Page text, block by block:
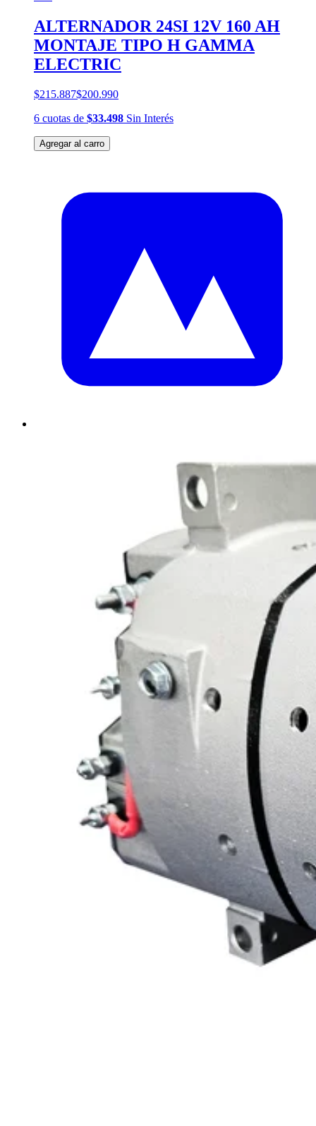
ALTERNADOR 24SI 12V 160 AH
MONTAJE TIPO H GAMMA
ELECTRIC
$215.887$200.990
6 cuotas de $33.498 Sin Interés
Agregar al carro